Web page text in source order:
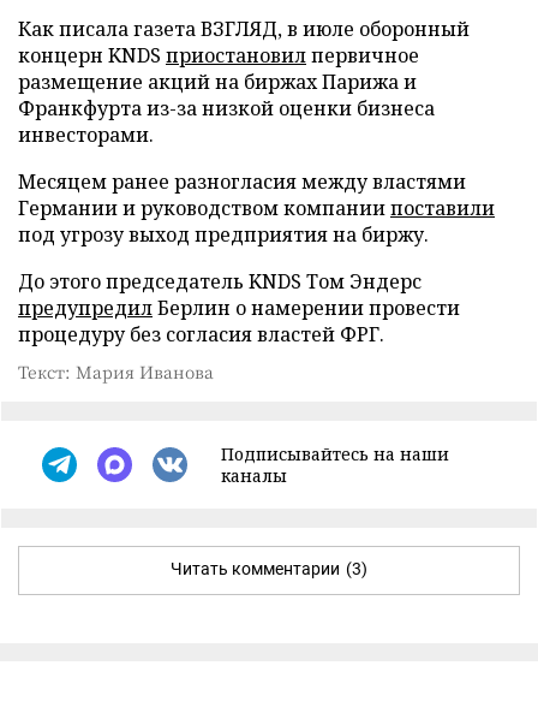
Как писала газета ВЗГЛЯД, в июле оборонный
концерн KNDS приостановилпервичное
размещение акций на биржах Парижа и
Франкфурта из-за низкой оценки бизнеса
инвесторами.
Месяцем ранее разногласия между властями
Германии и руководством компаниипоставили
под угрозу выход предприятия на биржу.
До этого председатель KNDS Том Эндерс
предупредилБерлин о намерении провести
процедуру без согласия властей ФРГ.
Текст: Мария Иванова
Подписывайтесь на наши
каналы
Читать комментарии (3)